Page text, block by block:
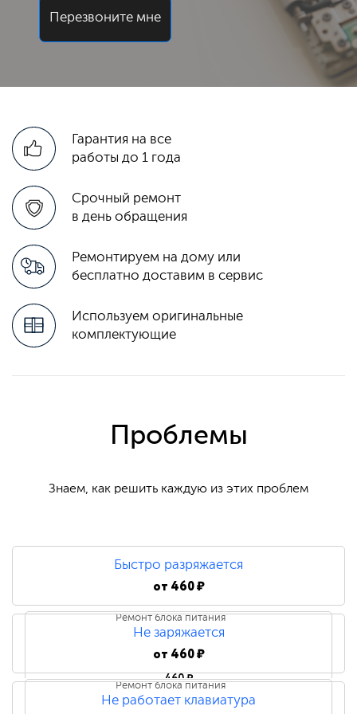
Перезвоните мне
Гарантия на все
работы до 1 года
Срочный ремонт
в день обращения
Ремонтируем на дому или
бесплатно доставим в сервис
Используем оригинальные
комплектующие
Проблемы
Знаем, как решить каждую из этих проблем
Быстро разряжается
от 460 ₽
Ремонт блока питания
460 ₽
Замена блока питания
Не заряжается
от 460 ₽
Ремонт блока питания
Не работает клавиатура